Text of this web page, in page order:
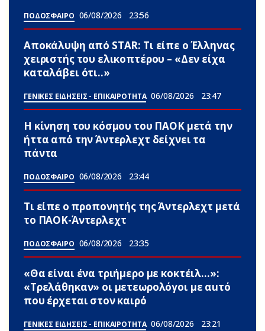
ΠΟΔΟΣΦΑΙΡΟ 06/08/2026 23:56
Αποκάλυψη από STAR: Τι είπε ο Έλληνας
χειριστής του ελικοπτέρου – «Δεν είχα
καταλάβει ότι..»
ΓΕΝΙΚΕΣ ΕΙΔΗΣΕΙΣ - ΕΠΙΚΑΙΡΟΤΗΤΑ 06/08/2026 23:47
Η κίνηση του κόσμου του ΠΑΟΚ μετά την
ήττα από την Άντερλεχτ δείχνει τα
πάντα
ΠΟΔΟΣΦΑΙΡΟ 06/08/2026 23:44
Τι είπε ο προπονητής της Άντερλεχτ μετά
το ΠΑΟΚ-Άντερλεχτ
ΠΟΔΟΣΦΑΙΡΟ 06/08/2026 23:35
«Θα είναι ένα τριήμερο με κοκτέιλ…»:
«Τρελάθηκαν» οι μετεωρολόγοι με αuτό
που έρχεται στον καιρό
ΓΕΝΙΚΕΣ ΕΙΔΗΣΕΙΣ - ΕΠΙΚΑΙΡΟΤΗΤΑ 06/08/2026 23:21